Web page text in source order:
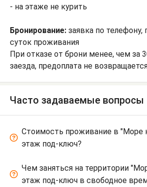
- на этаже не курить
Бронирование: заявка по телефону,
суток проживания
При отказе от брони менее, чем за
заезда, предоплата не
Часто задаваемые вопросы
Стоимость проживание в "Море
этаж под-ключ?
Чем заняться на территории
этаж под-ключ в свободное